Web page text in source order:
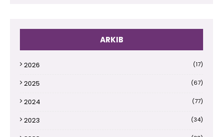
ARKIB
2026 (17)
2025 (67)
2024 (77)
2023 (34)